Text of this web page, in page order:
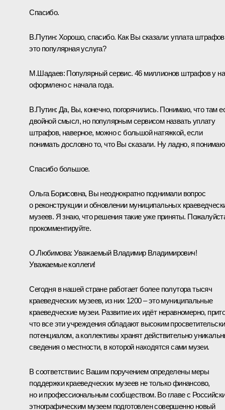
Спасибо.
В.Путин: Хорошо, спасибо. Как Вы сказали: уплата
это популярная услуга?
М.Шадаев: Популярный сервис. 46 миллионов штрафов у
оформлено с начала года.
В.Путин: Да, Вы, конечно, погорячились. Понимаю, что там
двойной смысл, но популярным сервисом назвать уплату
штрафов, наверное, можно с большой натяжкой, если
понимать дословно то, что Вы сказали. Ну ладно, я
Спасибо большое.
Ольга Борисовна, Вы неоднократно поднимали вопрос
о реконструкции и обновлении муниципальных
музеев. Я знаю, что решения такие уже приняты.
прокомментируйте.
О.Любимова: Уважаемый Владимир Владимирович!
Уважаемые коллеги!
Сегодня в нашей стране работает более полутора тысяч
краеведческих музеев, из них 1200 – это муниципальные
краеведческие музеи. Развитие их идёт неравномерно,
что все эти учреждения обладают высоким
потенциалом, а коллективы хранят действительно
сведения о местности, в которой находятся сами музеи.
В соответствии с Вашим поручением определены меры
поддержки краеведческих музеев не только финансово,
но и профессиональным сообществом. Во главе с
этнографическим музеем подготовлен совершенно новый